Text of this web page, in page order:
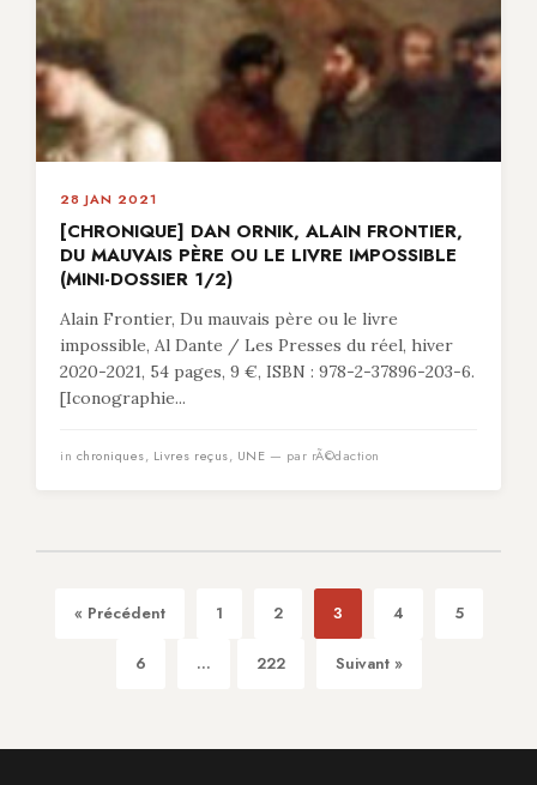
28 JAN 2021
[CHRONIQUE] DAN ORNIK, ALAIN FRONTIER,
DU MAUVAIS PÈRE OU LE LIVRE IMPOSSIBLE
(MINI-DOSSIER 1/2)
Alain Frontier, Du mauvais père ou le livre
impossible, Al Dante / Les Presses du réel, hiver
2020-2021, 54 pages, 9 €, ISBN : 978-2-37896-203-6.
[Iconographie...
in chroniques, Livres reçus, UNE — par rÃ©daction
« Précédent 1 2 3 4 5
6 ... 222 Suivant »